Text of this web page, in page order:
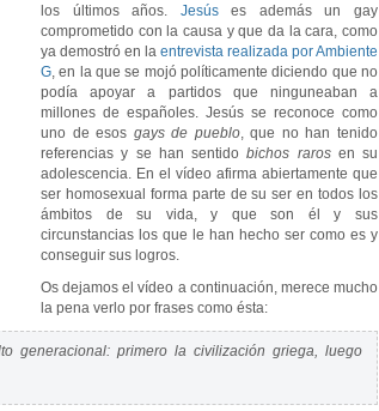
los últimos años. Jesúses además un gay
comprometido con la causa y que da la cara, como
ya demostró en la entrevista realizada por Ambiente
G, en la que se mojó políticamente diciendo que no
podía apoyar a partidos que ninguneaban a
millones de españoles. Jesús se reconoce como
uno de esos gays de pueblo, que no han tenido
referencias y se han sentidobichos rarosen su
adolescencia. En el vídeo afirma abiertamente que
ser homosexual forma parte de su ser en todos los
ámbitos de su vida, y que son él y sus
circunstancias los que le han hecho ser como es y
conseguir sus logros.
Os dejamos el vídeo a continuación, merece mucho
la pena verlo por frases como ésta:
generacional: primero la civilización griega, luego